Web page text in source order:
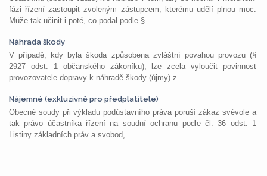
fázi řízení zastoupit zvoleným zástupcem, kterému udělí plnou moc.
Může tak učinit i poté, co podal podle §...
Náhrada škody
V případě, kdy byla škoda způsobena zvláštní povahou provozu (§
2927 odst. 1 občanského zákoníku), lze zcela vyloučit povinnost
provozovatele dopravy k náhradě škody (újmy) z...
Nájemné (exkluzivně pro předplatitele)
Obecné soudy při výkladu podústavního práva poruší zákaz svévole a
tak právo účastníka řízení na soudní ochranu podle čl. 36 odst. 1
Listiny základních práv a svobod,...